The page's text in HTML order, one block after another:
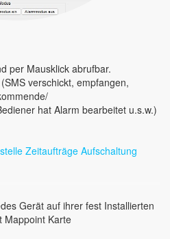
per Mausklick abrufbar.
verschickt, empfangen,
hat Alarm bearbeitet u.s.w.)
Gerät auf ihrer fest Installierten
Mappoint Karte